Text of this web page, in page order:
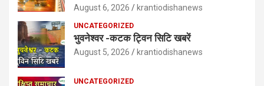
August 6, 2026 krantiodishanews
UNCATEGORIZED
भुवनेश्वर -कटक ट्विन सिटि खबरें
August 5, 2026 krantiodishanews
UNCATEGORIZED